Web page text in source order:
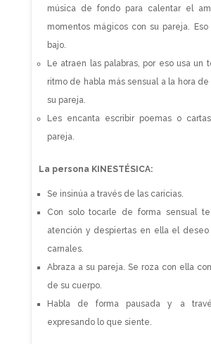
música de fondo para calentar el
momentos mágicos con su pareja.
bajo.
Le atraen las palabras, por eso usa un
ritmo de habla más sensual a la hora
su pareja.
Les encanta escribir poemas o
pareja.
La persona KINESTÉSICA:
Se insinúa a través de las caricias.
Con solo tocarle de forma sensual
atención y despiertas en ella el
carnales.
Abraza a su pareja. Se roza con ella
de su cuerpo.
Habla de forma pausada y a
expresando lo que siente.